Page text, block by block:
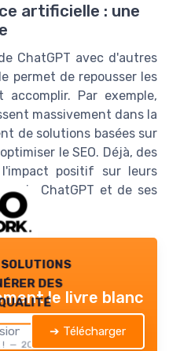
artificielle : une
ChatGPT avec d'autres
permet de repousser les
Par exemple,
massivement dans la
de solutions basées sur
le SEO. Déjà, des
positif sur leurs
de ChatGPT et de ses
solutions
des
! — 2026
le livre blanc
➔ Télécharger